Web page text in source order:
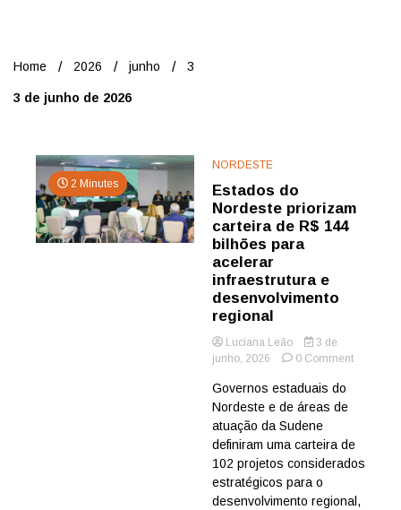
Home 2026 junho 3
3 de junho de 2026
2 Minutes
NORDESTE
Estados do
Nordeste priorizam
carteira de R$ 144
bilhões para
acelerar
infraestrutura e
desenvolvimento
regional
Luciana Leão
3 de
junho, 2026
0 Commenton
R$
bilhões
Governos estaduais do
Nordeste e de áreas de
atuação da Sudene
definiram uma carteira de
102 projetos considerados
estratégicos para o
desenvolvimento regional,